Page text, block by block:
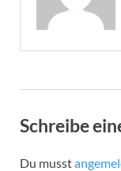
Schreibe
Du musst